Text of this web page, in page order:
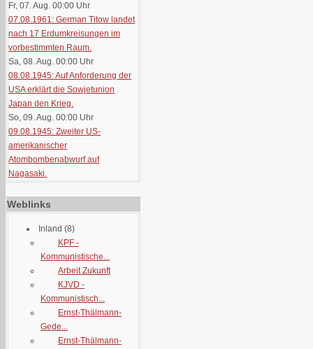
Fr, 07. Aug. 00:00 Uhr
07.08.1961: German Titow landet
nach 17 Erdumkreisungen im
vorbestimmten Raum.
Sa, 08. Aug. 00:00 Uhr
08.08.1945: Auf Anforderung der
USA erklärt die Sowjetunion
Japan den Krieg.
So, 09. Aug. 00:00 Uhr
09.08.1945: Zweiter US-
amerikanischer
Atombombenabwurf auf
Nagasaki.
Weblinks
Inland (8)
KPF -
Kommunistische...
Arbeit Zukunft
KJVD -
Kommunistisch...
Ernst-Thälmann-
Gede...
Ernst-Thälmann-